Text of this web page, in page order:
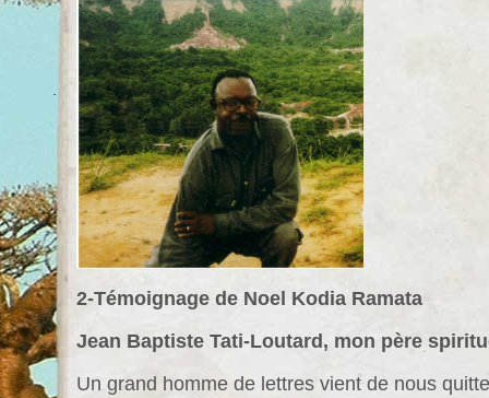
2-Témoignage de Noel Kodia Ramata
Jean Baptiste Tati-Loutard, mon père
Un grand homme de lettres vient de nous